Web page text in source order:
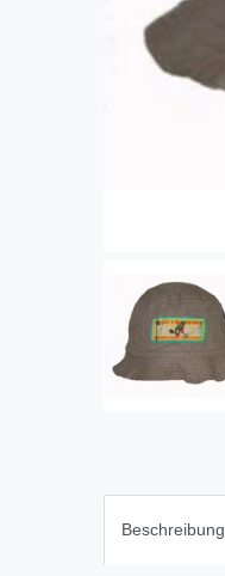
Beschreibung